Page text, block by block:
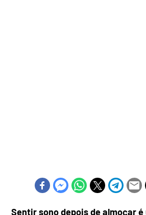
Sentir sono depois de almoçar